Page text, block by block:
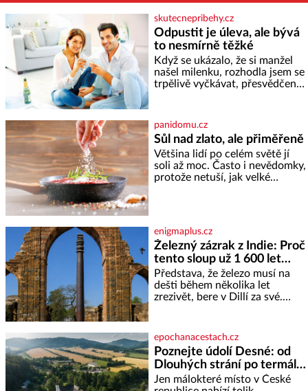
skutecnepribehy.cz
Odpustit je úleva, ale bývá
to nesmírně těžké
Když se ukázalo, že si manžel
našel milenku, rozhodla jsem se
trpělivě vyčkávat, přesvědčena,
nejtěžších věcí na světě. Ale
každý, kdo s tím má nějaké
zkušenosti, se zapřísahá, že
pokud odpustíte, znatelně se
vám uleví. Když se ke mně
doneslo, že si manžel pořídil
panidomu.cz
Sůl nad zlato, ale přiměřeně
Většina lidí po celém světě jí
soli až moc. Často i nevědomky,
protože netuší, jak velké
ani ne třetinovém množství, než
je pro většinu populace běžné.
Její základní složky– sodík a
chlór – jsou zásadní pro
správné hospodaření
enigmaplus.cz
Železný zázrak z Indie: Proč
tento sloup už 1 600 let
nezná rez?
Představa, že železo musí na
dešti během několika let
zrezivět, bere v Dillí za své.
železný sloup, který už přibližně
1 600 let odolává počasí
epochanacestach.cz
Poznejte údolí Desné: od
Dlouhých strání po termální
prameny
Jen málokteré místo v České